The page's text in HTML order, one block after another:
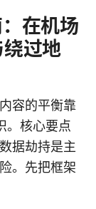
在机场
过地
容的平衡靠
。核心要点
据劫持是主
。先把框架